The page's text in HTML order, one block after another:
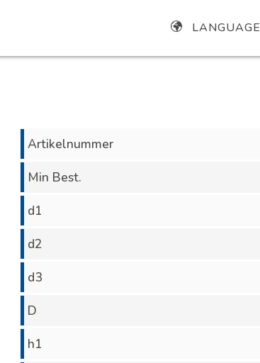
LANGUAGE
Artikelnummer
Min Best.
d1
d2
d3
D
h1